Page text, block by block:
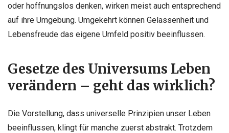
oder hoffnungslos denken, wirken meist auch entsprechend
auf ihre Umgebung. Umgekehrt können Gelassenheit und
Lebensfreude das eigene Umfeld positiv beeinflussen.
Gesetze des Universums Leben
verändern – geht das wirklich?
Die Vorstellung, dass universelle Prinzipien unser Leben
beeinflussen, klingt für manche zuerst abstrakt. Trotzdem